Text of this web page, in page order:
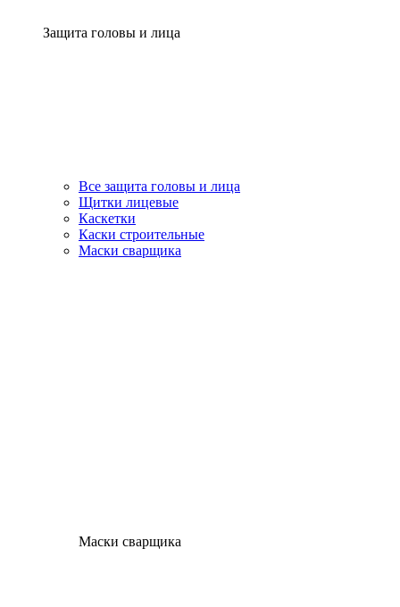
Защита головы и лица
Все защита головы и лица
Щитки лицевые
Каскетки
Каски строительные
Маски сварщика
Маски сварщика